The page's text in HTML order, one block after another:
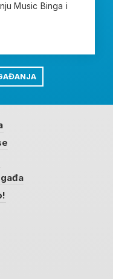
Music Binga i